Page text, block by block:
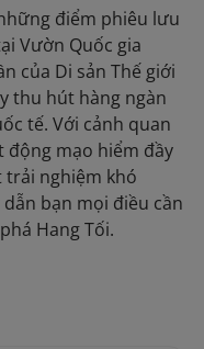
điểm phiêu lưu
Vườn Quốc gia
của Di sản Thế giới
thu hút hàng ngàn
tế. Với cảnh quan
động mạo hiểm đầy
trải nghiệm khó
bạn mọi điều cần
Hang Tối.